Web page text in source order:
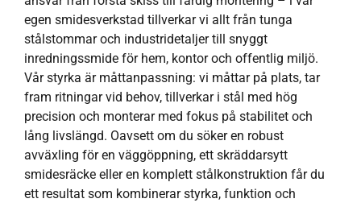
egen smidesverkstad tillverkar vi allt från tunga
stålstommar och industridetaljer till snyggt
inredningssmide för hem, kontor och offentlig miljö.
Vår styrka är måttanpassning: vi måttar på plats, tar
fram ritningar vid behov, tillverkar i stål med hög
precision och monterar med fokus på stabilitet och
lång livslängd. Oavsett om du söker en robust
avväxling för en väggöppning, ett skräddarsytt
smidesräcke eller en komplett stålkonstruktion får du
ett resultat som kombinerar styrka, funktion och